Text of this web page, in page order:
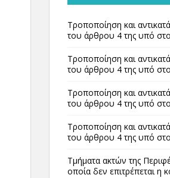
Τροποποίηση και
του άρθρου 4 της υπό
Τροποποίηση και
του άρθρου 4 της υπό
Τροποποίηση και
του άρθρου 4 της υπό
Τροποποίηση και
του άρθρου 4 της υπό
Τμήματα ακτών της
οποία δεν επιτρέπεται η